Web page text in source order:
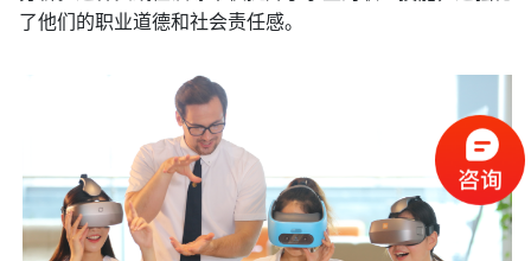
了他们的职业道德和社会责任感。